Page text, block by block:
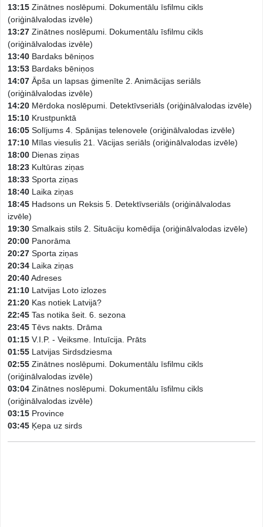
13:15 Zinātnes noslēpumi. Dokumentālu īsfilmu cikls
(oriģinālvalodas izvēle)
13:27 Zinātnes noslēpumi. Dokumentālu īsfilmu cikls
(oriģinālvalodas izvēle)
13:40 Bardaks bēniņos
13:53 Bardaks bēniņos
14:07 Āpša un lapsas ģimenīte 2. Animācijas seriāls
(oriģinālvalodas izvēle)
14:20 Mērdoka noslēpumi. Detektīvseriāls (oriģinālvalodas izvēle)
15:10 Krustpunktā
16:05 Solījums 4. Spānijas telenovele (oriģinālvalodas izvēle)
17:10 Mīlas viesulis 21. Vācijas seriāls (oriģinālvalodas izvēle)
18:00 Dienas ziņas
18:23 Kultūras ziņas
18:33 Sporta ziņas
18:40 Laika ziņas
18:45 Hadsons un Reksis 5. Detektīvseriāls (oriģinālvalodas
izvēle)
19:30 Smalkais stils 2. Situāciju komēdija (oriģinālvalodas izvēle)
20:00 Panorāma
20:27 Sporta ziņas
20:34 Laika ziņas
20:40Adreses
21:10 Latvijas Loto izlozes
21:20 Kas notiek Latvijā?
22:45 Tas notika šeit. 6. sezona
23:45 Tēvs nakts. Drāma
01:15 V.I.P. - Veiksme. Intuīcija. Prāts
01:55 Latvijas Sirdsdziesma
02:55 Zinātnes noslēpumi. Dokumentālu īsfilmu cikls
(oriģinālvalodas izvēle)
03:04 Zinātnes noslēpumi. Dokumentālu īsfilmu cikls
(oriģinālvalodas izvēle)
03:15 Province
03:45 Ķepa uz sirds